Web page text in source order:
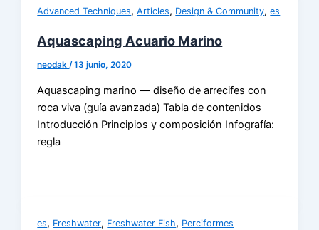
Advanced Techniques,Articles, Design & Community,es
Aquascaping Acuario Marino
neodak/13 junio, 2020
Aquascaping marino — diseño de arrecifes con
roca viva (guía avanzada) Tabla de contenidos
Introducción Principios y composición Infografía:
regla
es, Freshwater, Freshwater Fish, Perciformes